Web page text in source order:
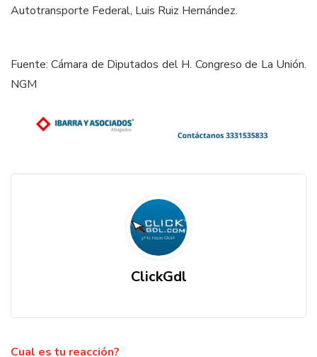
Autotransporte Federal, Luis Ruiz Hernández.
Fuente: Cámara de Diputados del H. Congreso de La Unión.
NGM
ClickGdl
Cual es tu reacción?